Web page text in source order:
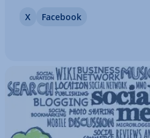
successo dell’azienda. Allo
X Facebook